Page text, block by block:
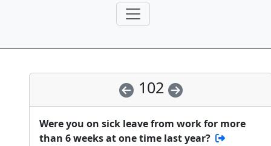
102
Were you on sick leave from work for more
than 6 weeks at one time last year?